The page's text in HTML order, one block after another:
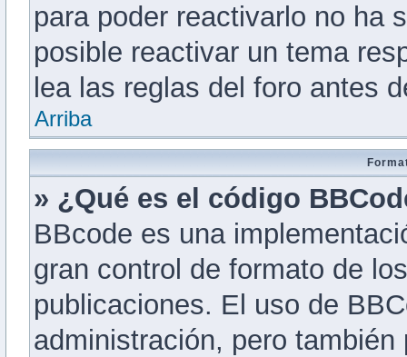
para poder reactivarlo no ha
posible reactivar un tema
lea las reglas del foro antes
Arriba
» ¿Qué es el código
BBcode es una
gran control de formato de
publicaciones. El uso de
administración, pero